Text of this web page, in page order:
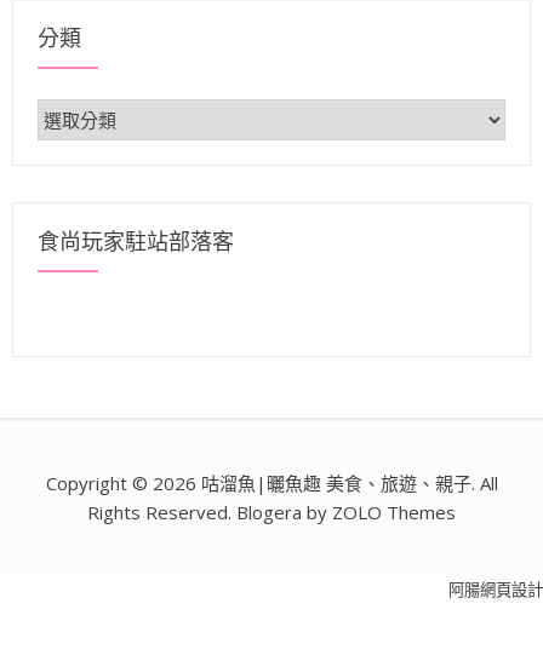
分類
分
類
食尚玩家駐站部落客
Copyright © 2026 咕溜魚|曬魚趣 美食、旅遊、親子. All
Rights Reserved. Blogera by ZOLO Themes
阿腸網頁設計